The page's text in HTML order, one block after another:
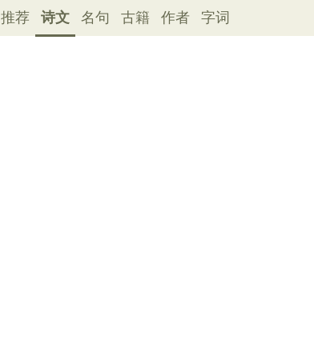
推荐 诗文 名句 古籍 作者 字词